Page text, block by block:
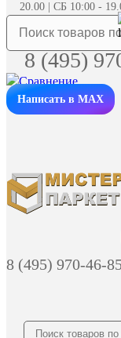
20.00 | СБ 10:00 -
8 (495)
Написать в MAX
8 (495) 970-46-